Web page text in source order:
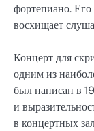
фортепиано. Его
восхищает
Концерт для
одним из
был написан в
и
в концертных